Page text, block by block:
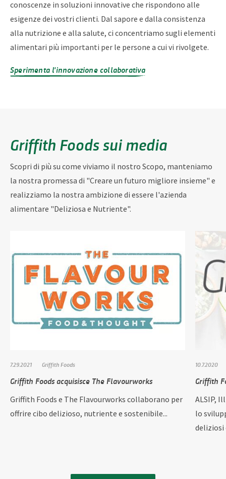
conoscenze in soluzioni innovative che rispondono alle
esigenze dei vostri clienti. Dal sapore e dalla consistenza
alla nutrizione e alla salute, ci concentriamo sugli elementi
alimentari più importanti per le persone a cui vi rivolgete.
Sperimenta l'innovazione collaborativa
Griffith Foods sui media
Scopri di più su come viviamo il nostro Scopo, manteniamo
la nostra promessa di "Creare un futuro migliore insieme" e
realizziamo la nostra ambizione di essere l'azienda
alimentare "Deliziosa e Nutriente".
7.29.2021 Griffith Foods
Griffith Foods acquisisce The Flavourworks
Griffith Foods e The Flavourworks collaborano per
offrire cibo delizioso, nutriente e sostenibile...
10.7.2020
Griffith
ALSIP,
lo